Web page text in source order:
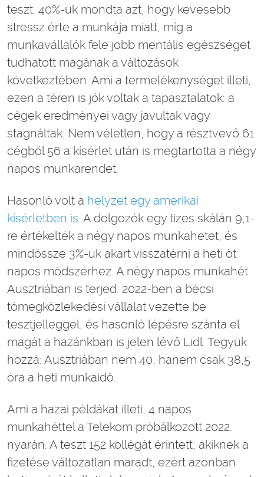
teszt: 40%-uk mondta azt, hogy kevesebb
stressz érte a munkája miatt, míg a
munkavállalók fele jobb mentális egészséget
tudhatott magának a változások
következtében. Ami a termelékenységet illeti,
ezen a téren is jók voltak a tapasztalatok: a
cégek eredményei vagy javultak vagy
stagnáltak. Nem véletlen, hogy a résztvevő 61
cégből 56 a kísérlet után is megtartotta a négy
napos munkarendet.
Hasonló volt a helyzet egy amerikai
kísérletben is. A dolgozók egy tizes skálán 9,1-
re értékelték a négy napos munkahetet, és
mindössze 3%-uk akart visszatérni a heti öt
napos módszerhez. A négy napos munkahét
Ausztriában is terjed. 2022-ben a bécsi
tömegközlekedési vállalat vezette be
tesztjelleggel, és hasonló lépésre szánta el
magát a hazánkban is jelen lévő Lidl. Tegyük
hozzá: Ausztriában nem 40, hanem csak 38,5
óra a heti munkaidő.
Ami a hazai példákat illeti, 4 napos
munkahéttel a Telekom próbálkozott 2022.
nyarán. A teszt 152 kollégát érintett, akiknek a
fizetése változatlan maradt, ezért azonban